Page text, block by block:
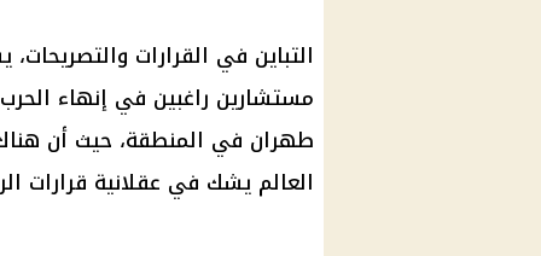
التباين في القرارات
مستشارين راغبين في إنهاء
طهران في المنطقة، حيث أن
العالم يشك في عقلانية قرارات